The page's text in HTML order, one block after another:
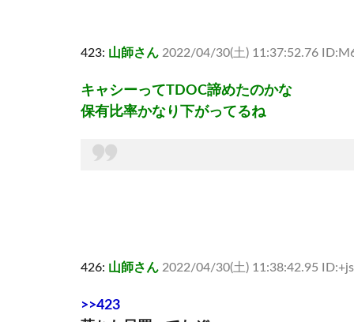
423: 山師さん 2022/04/30(土) 11:37:52.76
キャシーってTDOC諦めたのかな
保有比率かなり下がってるね
426: 山師さん 2022/04/30(土) 11:38:42.95
>>423